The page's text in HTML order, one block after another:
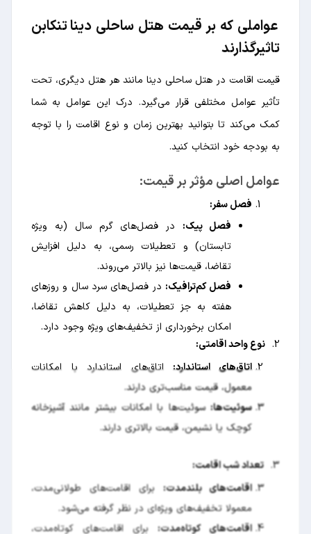
عواملی که بر قیمت هتل ساحلی دینا تنکابن
تاثیرگذارند
قیمت اقامت در هتل ساحلی دینا مانند هر هتل دیگری، تحت
تأثیر عوامل مختلفی قرار می‌گیرد. درک این عوامل به شما
کمک می‌کند تا بتوانید بهترین زمان و نوع اقامت را با توجه
به بودجه خود انتخاب کنید.
عوامل اصلی مؤثر بر قیمت:
فصل سفر:
فصل پیک: در فصل‌های گرم سال (به ویژه
تابستان) و تعطیلات رسمی، به دلیل افزایش
تقاضا، قیمت‌ها نیز بالاتر می‌روند.
فصل کم‌ترافیک: در فصل‌های سرد سال و روزهای
هفته به جز تعطیلات، به دلیل کاهش تقاضا،
امکان برخورداری از تخفیف‌های ویژه وجود دارد.
2.
نوع واحد اقامتی:
اتاق‌های استاندارد: اتاق‌های استاندارد با امکانات
معمول، قیمت مناسب‌تری دارند.
سوئیت‌ها: سوئیت‌ها با امکانات بیشتر مانند آشپزخانه
کوچک یا نشیمن، قیمت بالاتری دارند.
3.
تعداد شب اقامت:
اقامت‌های بلندمدت: برای اقامت‌های طولانی‌مدت،
معمولا تخفیف‌های ویژه‌ای در نظر گرفته می‌شود.
اقامت‌های کوتاه‌مدت: برای اقامت‌های کوتاه‌مدت،